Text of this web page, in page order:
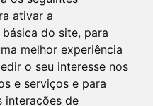
ativar a
do site, para
melhor experiência
o seu interesse nos
e serviços e para
interações de